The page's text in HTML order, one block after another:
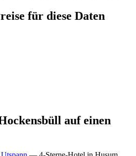
für diese Daten
auf einen